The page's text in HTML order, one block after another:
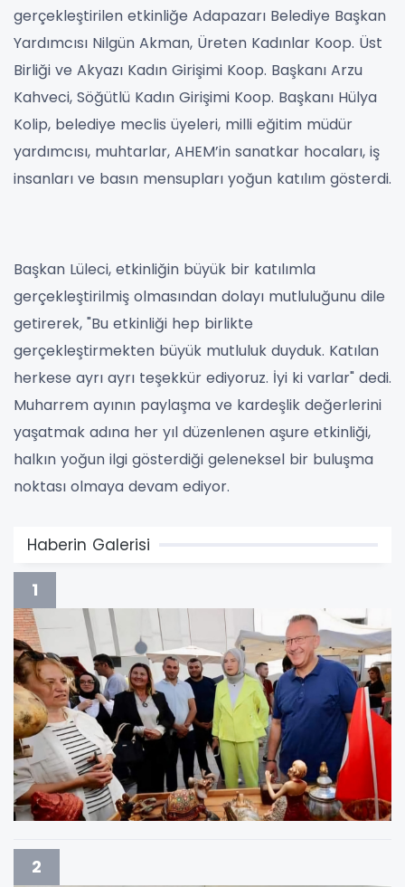
gerçekleştirilen etkinliğe Adapazarı Belediye Başkan
Yardımcısı Nilgün Akman, Üreten Kadınlar Koop. Üst
Birliği ve Akyazı Kadın Girişimi Koop. Başkanı Arzu
Kahveci, Söğütlü Kadın Girişimi Koop. Başkanı Hülya
Kolip, belediye meclis üyeleri, milli eğitim müdür
yardımcısı, muhtarlar, AHEM’in sanatkar hocaları, iş
insanları ve basın mensupları yoğun katılım gösterdi.
Başkan Lüleci, etkinliğin büyük bir katılımla
gerçekleştirilmiş olmasından dolayı mutluluğunu dile
getirerek, "Bu etkinliği hep birlikte
gerçekleştirmekten büyük mutluluk duyduk. Katılan
herkese ayrı ayrı teşekkür ediyoruz. İyi ki varlar" dedi.
Muharrem ayının paylaşma ve kardeşlik değerlerini
yaşatmak adına her yıl düzenlenen aşure etkinliği,
halkın yoğun ilgi gösterdiği geleneksel bir buluşma
noktası olmaya devam ediyor.
Haberin Galerisi
1
2